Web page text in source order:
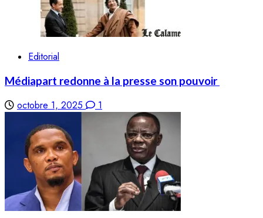
Editorial
Médiapart redonne à la presse son pouvoir
octobre 1, 2025 1